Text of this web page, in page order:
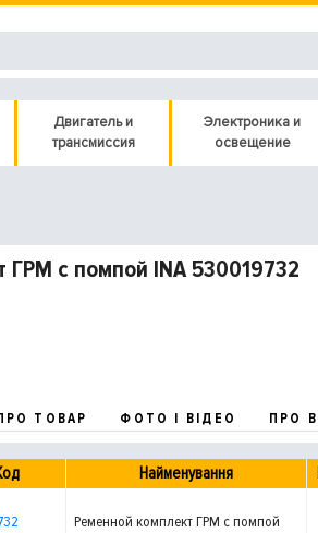
Двигатель и
трансмиссия
Электроника и
освещение
ГРМ с помпой INA 530019732
ТОВАР ФОТО І ВІДЕО ПРО
Найменування
Ременной комплект ГРМ с помпой